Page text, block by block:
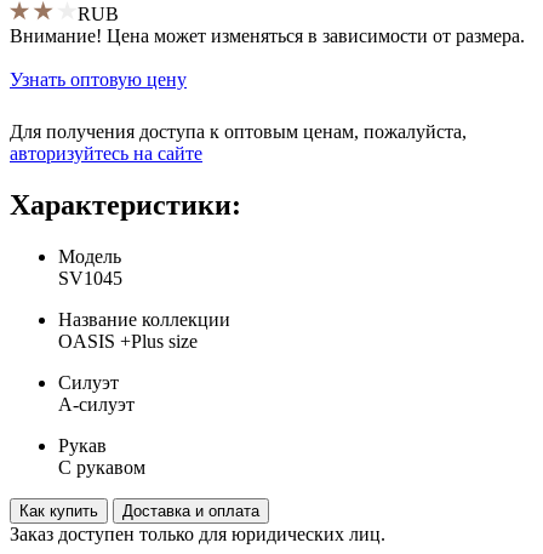
RUB
Внимание! Цена может изменяться в зависимости от размера.
Узнать оптовую цену
Для получения доступа к оптовым ценам, пожалуйста,
aвторизуйтесь на сайте
Характеристики:
Модель
SV1045
Название коллекции
OASIS +Plus size
Силуэт
А-силуэт
Рукав
С рукавом
Как купить Доставка и оплата
Заказ доступен только для юридических лиц.